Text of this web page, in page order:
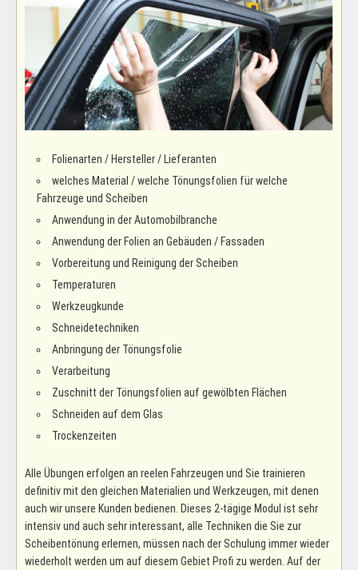
Folienarten / Hersteller / Lieferanten
welches Material / welche Tönungsfolien für welche
Fahrzeuge und Scheiben
Anwendung in der Automobilbranche
Anwendung der Folien an Gebäuden / Fassaden
Vorbereitung und Reinigung der Scheiben
Temperaturen
Werkzeugkunde
Schneidetechniken
Anbringung der Tönungsfolie
Verarbeitung
Zuschnitt der Tönungsfolien auf gewölbten Flächen
Schneiden auf dem Glas
Trockenzeiten
Alle Übungen erfolgen an reelen Fahrzeugen und Sie trainieren
definitiv mit den gleichen Materialien und Werkzeugen, mit denen
auch wir unsere Kunden bedienen. Dieses 2-tägige Modul ist sehr
intensiv und auch sehr interessant, alle Techniken die Sie zur
Scheibentönung erlernen, müssen nach der Schulung immer wieder
wiederholt werden um auf diesem Gebiet Profi zu werden. Auf der